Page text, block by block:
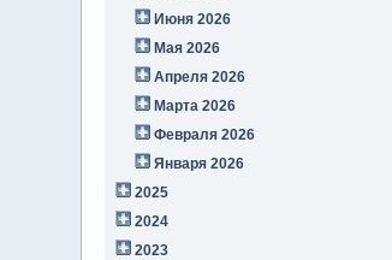
Июня 2026
Мая 2026
Апреля 2026
Марта 2026
Февраля 2026
Января 2026
2025
2024
2023